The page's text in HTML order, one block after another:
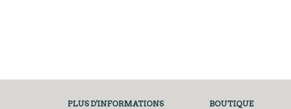
PLUS D'INFORMATIONS
BOUTIQUE